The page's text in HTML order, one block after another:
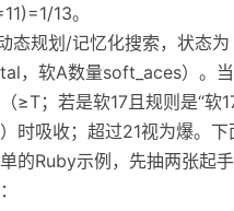
13。
态规划/记忆化搜索，状态为
，软A数量soft_aces）。
≥T；若是软17且规则是“软
时吸收；超过21视为爆。下
的Ruby示例，先抽两张起